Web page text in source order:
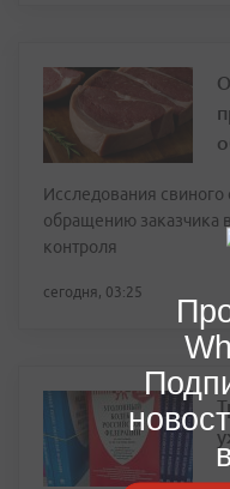
Исследования
обращению заказчика
контроля
сегодня, 03:25